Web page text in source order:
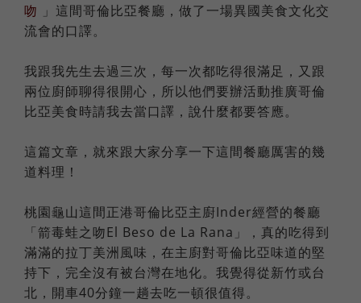
吻 」這間哥倫比亞餐廳，做了一場異國美食文化交
流會的口譯。
我跟我先生去過三次，每一次都吃得很滿足，又跟
兩位廚師聊得很開心，所以他們要辦活動推廣哥倫
比亞美食時請我去當口譯，說什麼都要答應。
這篇文章，就來跟大家分享一下這間餐廳厲害的幾
道料理！
桃園龜山這間正港哥倫比亞主廚Inder經營的餐廳
「箭毒蛙之吻El Beso de La Rana」，真的吃得到
滿滿的拉丁美洲風味，在主廚對哥倫比亞味道的堅
持下，完全沒有被台灣在地化。我覺得從新竹或台
北，開車40分鐘一趟去吃一頓很值得。